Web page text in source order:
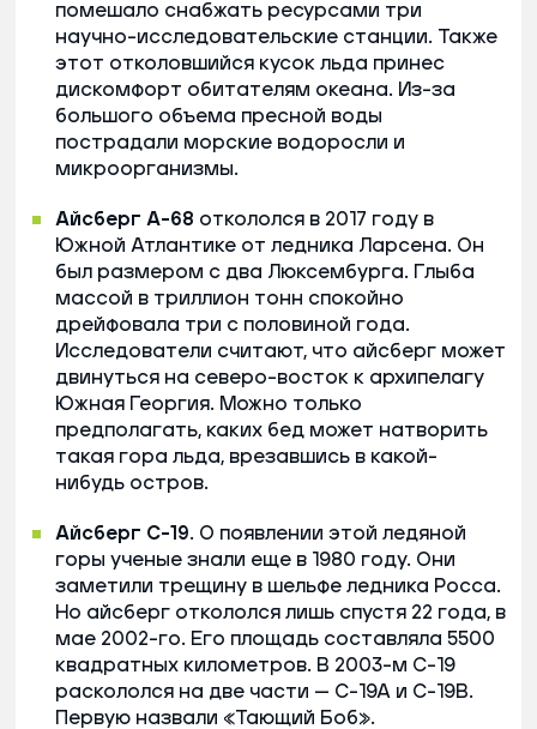
помешало снабжать ресурсами три
научно-исследовательские станции. Также
этот отколовшийся кусок льда принес
дискомфорт обитателям океана. Из-за
большого объема пресной воды
пострадали морские водоросли и
микроорганизмы.
Айсберг А-68 откололся в 2017 году в
Южной Атлантике от ледника Ларсена. Он
был размером с два Люксембурга. Глыба
массой в триллион тонн спокойно
дрейфовала три с половиной года.
Исследователи считают, что айсберг может
двинуться на северо-восток к архипелагу
Южная Георгия. Можно только
предполагать, каких бед может натворить
такая гора льда, врезавшись в какой-
нибудь остров.
Айсберг С-19. О появлении этой ледяной
горы ученые знали еще в 1980 году. Они
заметили трещину в шельфе ледника Росса.
Но айсберг откололся лишь спустя 22 года, в
мае 2002-го. Его площадь составляла 5500
квадратных километров. В 2003-м C-19
раскололся на две части — С-19А и С-19В.
Первую назвали «Тающий Боб».